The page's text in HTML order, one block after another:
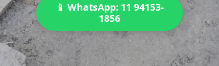
📱 WhatsApp: 11 94153-
1856